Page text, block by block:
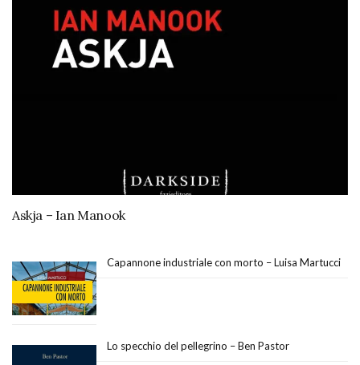
Askja – Ian Manook
Capannone industriale con morto – Luisa Martucci
Lo specchio del pellegrino – Ben Pastor